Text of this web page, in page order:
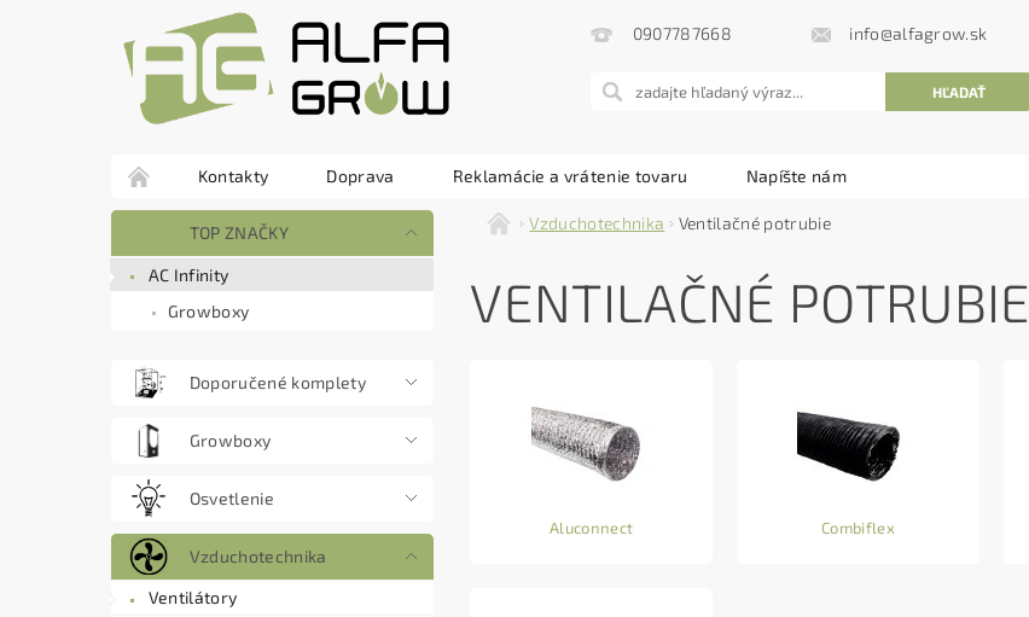
0907787668 info@alfagrow.sk
Kontakty Doprava Reklamácie a vrátenie tovaru Napíšte nám
TOP ZNAČKY
AC Infinity
Growboxy
Doporučené komplety
Growboxy
Osvetlenie
Vzduchotechnika
Ventilátory
Vzduchotechnika Ventilačné potrubie
VENTILAČNÉ POTRUBIE
Aluconnect Combiflex